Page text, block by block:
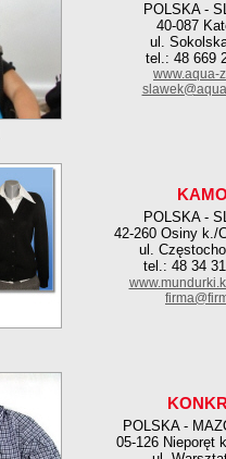
POLSKA -
40-087
ul.
tel.: 48 669
www.aqua-
POLSKA -
42-260 Osiny k./
ul.
tel.: 48 34
POLSKA -
05-126 Nieporęt